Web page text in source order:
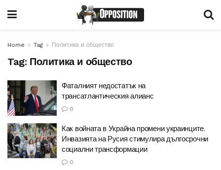
Home Tag Политика и общество
Tag: Политика и общество
Фаталният недостатък на
трансатлантическия алианс
0
Как войната в Украйна промени украинците.
Инвазията на Русия стимулира дългосрочни
социални трансформации
0